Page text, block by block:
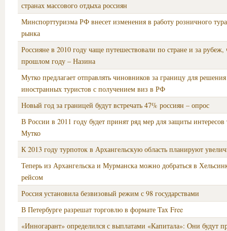
странах массового отдыха россиян
Минспорттуризма РФ внесет изменения в работу розничного
рынка
Россияне в 2010 году чаще путешествовали по стране и за рубеж,
прошлом году – Назина
Мутко предлагает отправлять чиновников за границу для
иностранных туристов с получением виз в РФ
Новый год за границей будут встречать 47% россиян – опрос
В России в 2011 году будет принят ряд мер для защиты интересов
Мутко
К 2013 году турпоток в Архангельскую область планируют
Теперь из Архангельска и Мурманска можно добраться в
рейсом
Россия установила безвизовый режим с 98 государствами
В Петербурге разрешат торговлю в формате Tax Free
«Инногарант» определился с выплатами «Капитала»: Они будут